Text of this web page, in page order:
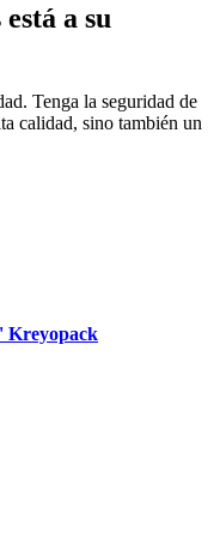
a su
Tenga la seguridad de
calidad, sino también un
Kreyopack